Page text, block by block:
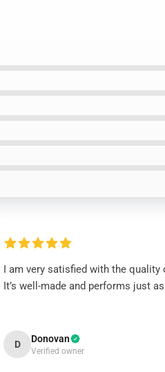
I am very satisfied with the quality
It’s well-made and performs just
D Donovan
Verified owner